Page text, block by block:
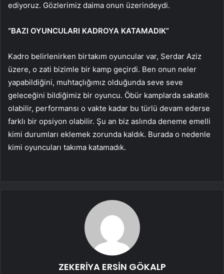
ediyoruz. Gözlerimiz daima onun üzerindeydi.
“BAZI OYUNCULARI KADROYA KATAMADIK”
Kadro belirlenirken birtakım oyuncular var, Serdar Aziz
üzere, o zati bizimle bir kamp geçirdi. Ben onun neler
yapabildiğini, muhtaçlığımız olduğunda seve seve
geleceğini bildiğimiz bir oyuncu. Öbür kamplarda sakatlık
olabilir, performansı o vakte kadar bu türlü devam ederse
farklı bir opsiyon olabilir. Şu an biz aslında deneme emelli
kimi durumları eklemek zorunda kaldık. Burada o nedenle
kimi oyuncuları takıma katamadık.
ZEKERİYA ERSİN GÖKALP